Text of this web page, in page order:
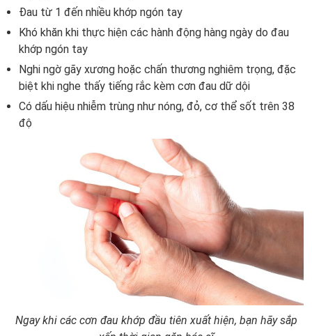
Đau từ 1 đến nhiều khớp ngón tay
Khó khăn khi thực hiện các hành động hàng ngày do đau
khớp ngón tay
Nghi ngờ gãy xương hoặc chấn thương nghiêm trọng, đặc
biệt khi nghe thấy tiếng rắc kèm cơn đau dữ dội
Có dấu hiệu nhiễm trùng như nóng, đỏ, cơ thể sốt trên 38
độ
Ngay khi các cơn đau khớp đầu tiên xuất hiện, bạn hãy sắp